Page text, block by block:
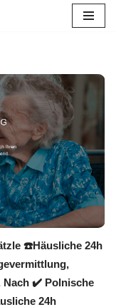
☎️Häusliche 24h
Nach ✔️ Polnische
24h